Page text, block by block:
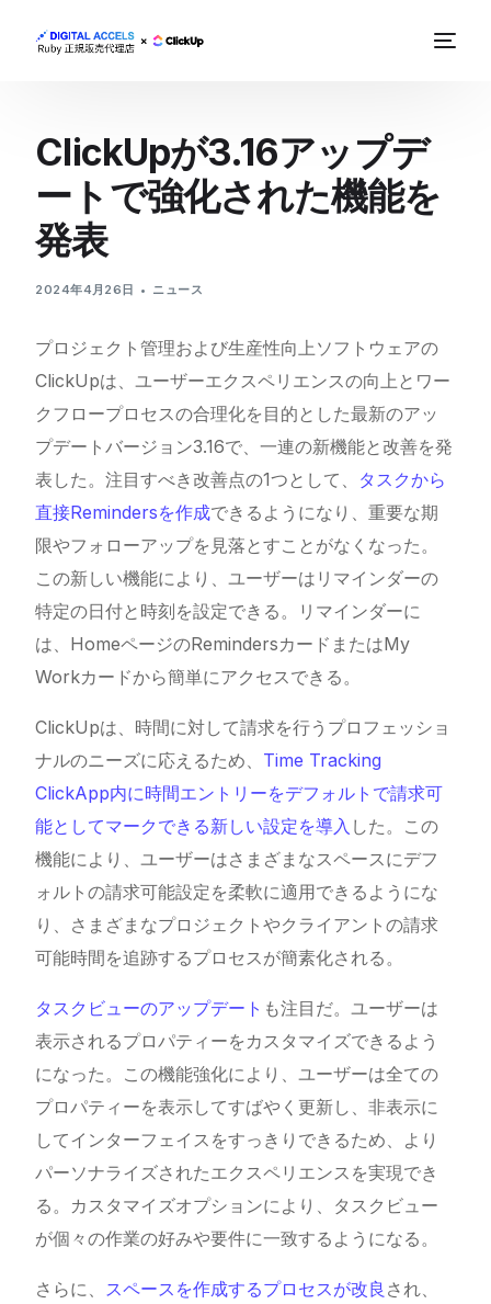
ClickUpが3.16アップデ
ートで強化された機能を
発表
2024年4月26日 ニュース
プロジェクト管理および生産性向上ソフトウェアの
ClickUpは、ユーザーエクスペリエンスの向上とワー
クフロープロセスの合理化を目的とした最新のアッ
プデートバージョン3.16で、一連の新機能と改善を発
表した。注目すべき改善点の1つとして、 タスクから
直接Remindersを作成できるようになり、重要な期
限やフォローアップを見落とすことがなくなった。
この新しい機能により、ユーザーはリマインダーの
特定の日付と時刻を設定できる。リマインダーに
は、HomeページのRemindersカードまたはMy
Workカードから簡単にアクセスできる。
ClickUpは、時間に対して請求を行うプロフェッショ
ナルのニーズに応えるため、 Time Tracking
ClickApp内に時間エントリーをデフォルトで請求可
能としてマークできる新しい設定を導入 した。この
機能により、ユーザーはさまざまなスペースにデフ
ォルトの請求可能設定を柔軟に適用できるようにな
り、さまざまなプロジェクトやクライアントの請求
可能時間を追跡するプロセスが簡素化される。
タスクビューのアップデート も注目だ。ユーザーは
表示されるプロパティーをカスタマイズできるよう
になった。この機能強化により、ユーザーは全ての
プロパティーを表示してすばやく更新し、非表示に
してインターフェイスをすっきりできるため、より
パーソナライズされたエクスペリエンスを実現でき
る。カスタマイズオプションにより、タスクビュー
が個々の作業の好みや要件に一致するようになる。
さらに、 スペースを作成するプロセスが改良 され、